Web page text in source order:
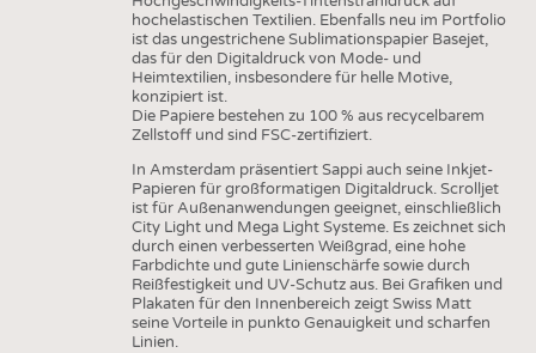
ADRESSEN & LINKS
PUBLIKATIONEN
hochelastischen Textilien. Ebenfalls neu im Portfolio
ist das ungestrichene Sublimationspapier Basejet,
das für den Digitaldruck von Mode- und
Heimtextilien, insbesondere für helle Motive,
konzipiert ist.
Die Papiere bestehen zu 100 % aus recycelbarem
Zellstoff und sind FSC-zertifiziert.
In Amsterdam präsentiert Sappi auch seine Inkjet-
Papieren für großformatigen Digitaldruck. Scrolljet
ist für Außenanwendungen geeignet, einschließlich
City Light und Mega Light Systeme. Es zeichnet sich
durch einen verbesserten Weißgrad, eine hohe
Farbdichte und gute Linienschärfe sowie durch
Reißfestigkeit und UV-Schutz aus. Bei Grafiken und
Plakaten für den Innenbereich zeigt Swiss Matt
seine Vorteile in punkto Genauigkeit und scharfen
Linien.